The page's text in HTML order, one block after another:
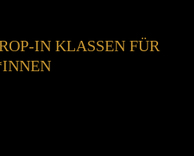
IN KLASSEN FÜR